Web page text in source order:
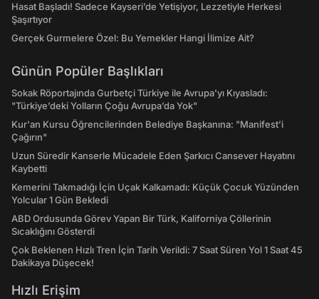
Hasat Başladı! Sadece Kayseri’de Yetişiyor, Lezzetiyle Herkesi
Şaşırtıyor
Gerçek Gurmelere Özel: Bu Yemekler Hangi İlimize Ait?
Günün Popüler Başlıkları
Sokak Röportajında Gurbetçi Türkiye ile Avrupa'yı Kıyasladı:
"Türkiye’deki Yolların Çoğu Avrupa’da Yok"
Kur'an Kursu Öğrencilerinden Belediye Başkanına: "Manifest’i
Çağırın"
Uzun Süredir Kanserle Mücadele Eden Şarkıcı Cansever Hayatını
Kaybetti
Kemerini Takmadığı İçin Uçak Kalkamadı: Küçük Çocuk Yüzünden
Yolcular 1 Gün Bekledi
ABD Ordusunda Görev Yapan Bir Türk, Kaliforniya Çöllerinin
Sıcaklığını Gösterdi
Çok Beklenen Hızlı Tren İçin Tarih Verildi: 7 Saat Süren Yol 1 Saat 45
Dakikaya Düşecek!
Hızlı Erişim